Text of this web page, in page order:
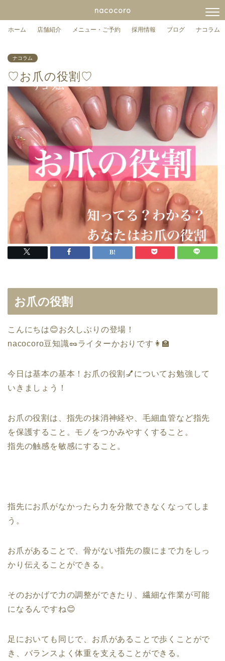
nacocoro
ホーム 店舗紹介 メニュー・ご予約 採用情報 ブログ ナコラム
ナコラム
♡お爪の役割♡
お爪の役割
こんにちは😊お久しぶりの登場！
nacocoro豆知識🥜ライターかおりです👩‍🏫
今日は基本の基本！お爪の役割💅についてお勉強して
いきましょう！
お爪の役割は、指先の抹消神経や、毛細血管など指先
を保護すること。モノをつかみやすくすること。
指先の触感を敏感にすること。
指先にお爪がなかったら力を分散できなくなってしま
う。
お爪があることで、骨がない指先の腹にまで力をしっ
かり伝えることができる。
そのおかげで力の調整ができたり、繊細な作業が可能
になるんですね😊
足においても同じで、お爪があることで歩くことがで
き、バランスよく体重を支えることができる。